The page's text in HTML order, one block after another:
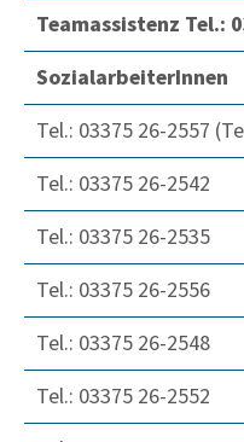
Teamassistenz Tel.:
SozialarbeiterInnen
Tel.: 03375 26-2557
Tel.: 03375 26-2542
Tel.: 03375 26-2535
Tel.: 03375 26-2556
Tel.: 03375 26-2548
Tel.: 03375 26-2552